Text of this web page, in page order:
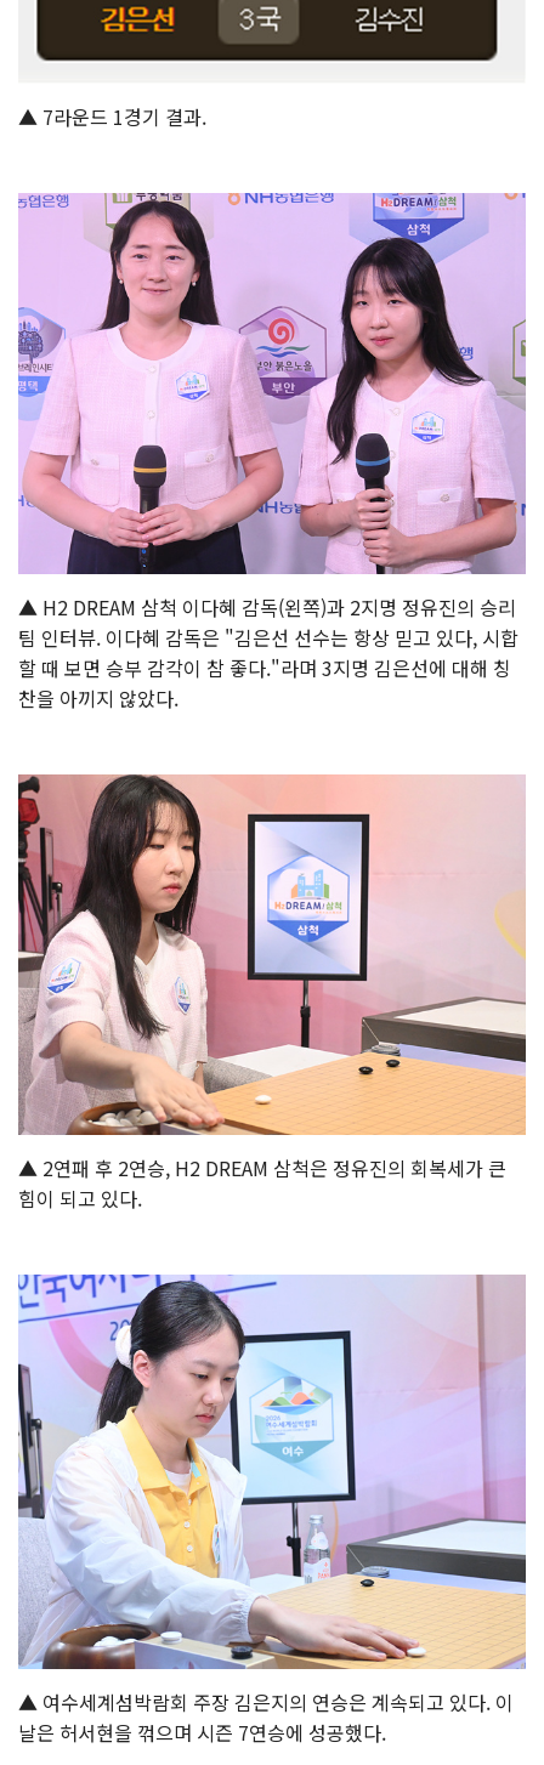
▲ 7라운드 1경기 결과.
▲ H2 DREAM 삼척 이다혜 감독(왼쪽)과 2지명 정유진의 승리
팀 인터뷰. 이다혜 감독은 "김은선 선수는 항상 믿고 있다, 시합
할 때 보면 승부 감각이 참 좋다."라며 3지명 김은선에 대해 칭
찬을 아끼지 않았다.
▲ 2연패 후 2연승, H2 DREAM 삼척은 정유진의 회복세가 큰
힘이 되고 있다.
▲ 여수세계섬박람회 주장 김은지의 연승은 계속되고 있다. 이
날은 허서현을 꺾으며 시즌 7연승에 성공했다.